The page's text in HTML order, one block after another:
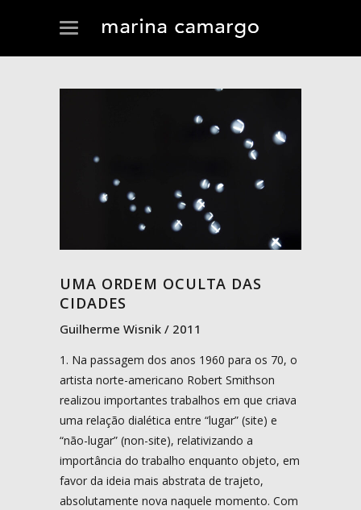
UMA ORDEM OCULTA DAS
CIDADES
Guilherme Wisnik 2011
1. Na passagem dos anos 1960 para os 70, o
artista norte-americano Robert Smithson
realizou importantes trabalhos em que criava
uma relação dialética entre “lugar” (site) e
“não-lugar” (non-site), relativizando a
importância do trabalho enquanto objeto, em
favor da ideia mais abstrata de trajeto,
absolutamente nova naquele momento. Com